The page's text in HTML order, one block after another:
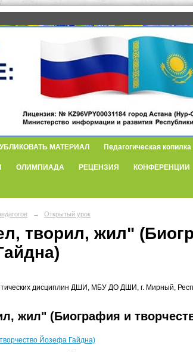
МАТЕРИАЛ Педагогическая копилка
ОЛИМПИАДА РЕЦЕНЗИЯ КОНФЕРЕНЦИИ
→ Открытый урок
творил, жил"
дисциплин ДШИ, МБУ ДО ДШИ, г. Мирный,
жил" (Биография и
Йозефа Гайдна)